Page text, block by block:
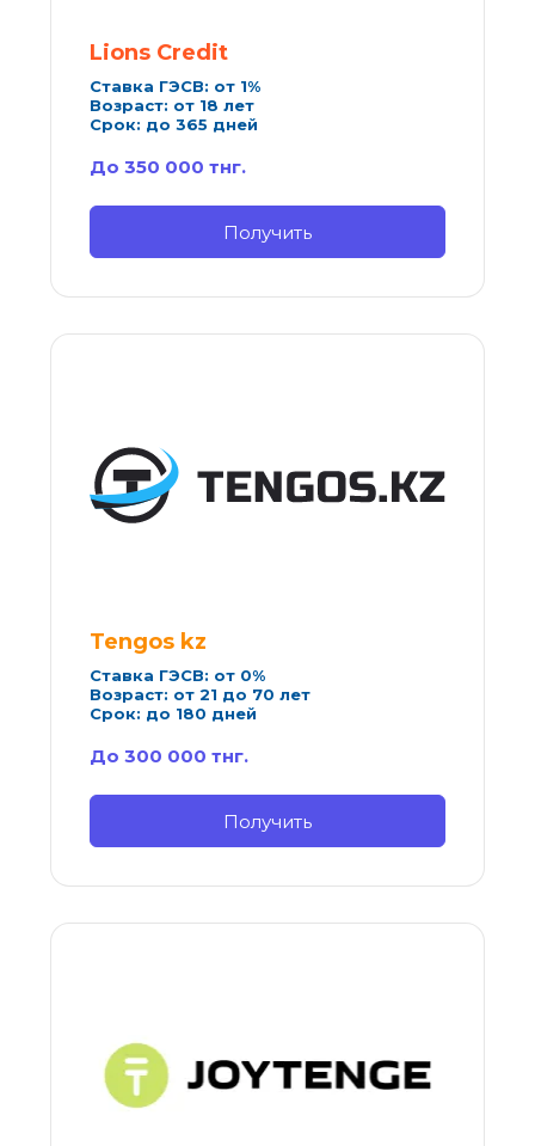
Lions Credit
Ставка ГЭСВ: от 1%
Возраст: от 18 лет
Срок: до 365 дней
До 350 000 тнг.
Получить
Tengos kz
Ставка ГЭСВ: от 0%
Возраст: от 21 до 70 лет
Срок: до 180 дней
До 300 000 тнг.
Получить